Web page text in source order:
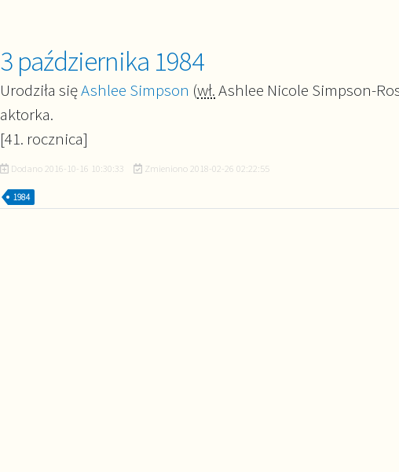
3 października 1984
Urodziła sięAshlee Simpson (wł.Ashlee Nicole Simpson-
aktorka.
[41. rocznica]
Dodano2016-10-16 10:30:33 Zmieniono2018-02-26 02:22:55
1984